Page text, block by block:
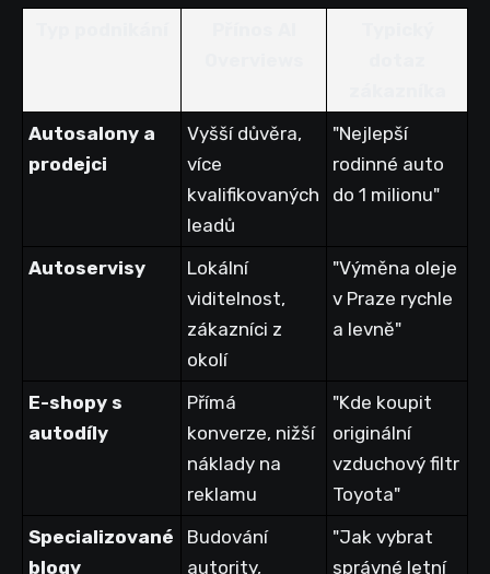
Autosalony a
prodejci
Vyšší důvěra,
více
kvalifikovaných
leadů
"Nejlepší
rodinné auto
do 1 milionu"
Autoservisy
Lokální
viditelnost,
zákazníci z
okolí
"Výměna oleje
v Praze rychle
a levně"
E-shopy s
autodíly
Přímá
konverze, nižší
náklady na
reklamu
"Kde koupit
originální
vzduchový filtr
Toyota"
Specializované
blogy
Budování
autority,
"Jak vybrat
správné letní